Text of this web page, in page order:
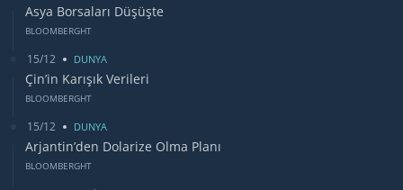
Asya Borsaları Düşüşte
BLOOMBERGHT
15/12 DUNYA
Çin’in Karışık Verileri
BLOOMBERGHT
15/12 DUNYA
Arjantin’den Dolarize Olma Planı
BLOOMBERGHT